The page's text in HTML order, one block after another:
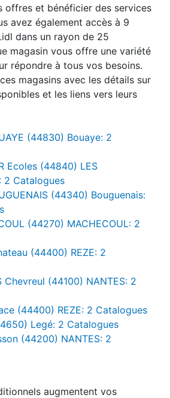
offres et bénéficier des services
avez également accès à 9
dans un rayon de 25
magasin vous offre une variété
répondre à tous vos besoins.
magasins avec les détails sur
et les liens vers leurs
(44830) Bouaye: 2
Ecoles (44840) LES
2 Catalogues
(44340) Bouguenais:
(44270) MACHECOUL: 2
(44400) REZE: 2
Chevreul (44100) NANTES: 2
(44400) REZE: 2 Catalogues
Legé: 2 Catalogues
(44200) NANTES: 2
augmentent vos